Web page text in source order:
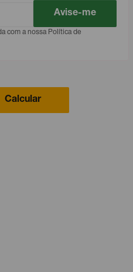
Avise-me
com a nossa Política de
Calcular